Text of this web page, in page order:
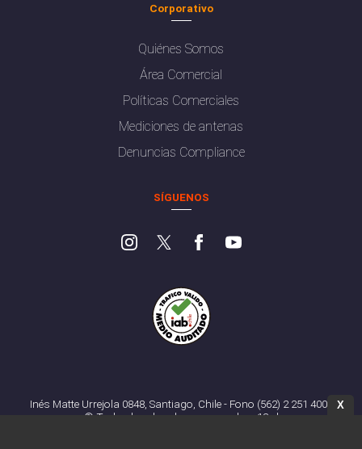
Corporativo
Quiénes Somos
Área Comercial
Políticas Comerciales
Mediciones de antenas
Denuncias Compliance
SÍGUENOS
Inés Matte Urrejola 0848, Santiago, Chile - Fono (562) 2 251 4000
© Todos los derechos reservados. 13.cl
X